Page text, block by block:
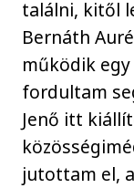
találni, kitől
Bernáth
működik
fordultam
Jenő itt
jutottam el,